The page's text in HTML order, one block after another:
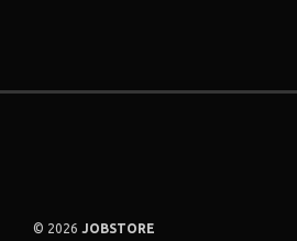
© 2026 JOBSTORE